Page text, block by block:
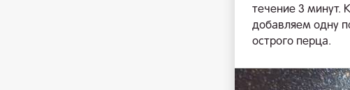
течение 3 минут.
добавляем одну
острого перца.